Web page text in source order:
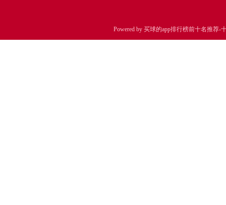
Powered by 买球的app排行榜前十名推荐-